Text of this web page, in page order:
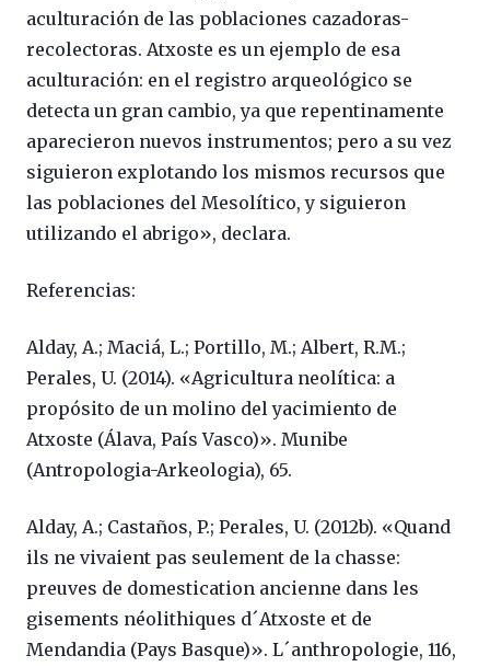
aculturación de las poblaciones cazadoras-
recolectoras. Atxoste es un ejemplo de esa
aculturación: en el registro arqueológico se
detecta un gran cambio, ya que repentinamente
aparecieron nuevos instrumentos; pero a su vez
siguieron explotando los mismos recursos que
las poblaciones del Mesolítico, y siguieron
utilizando el abrigo», declara.
Referencias:
Alday, A.; Maciá, L.; Portillo, M.; Albert, R.M.;
Perales, U. (2014). «Agricultura neolítica: a
propósito de un molino del yacimiento de
Atxoste (Álava, País Vasco)». Munibe
(Antropologia-Arkeologia), 65.
Alday, A.; Castaños, P.; Perales, U. (2012b). «Quand
ils ne vivaient pas seulement de la chasse:
preuves de domestication ancienne dans les
gisements néolithiques d´Atxoste et de
Mendandia (Pays Basque)». L´anthropologie, 116,